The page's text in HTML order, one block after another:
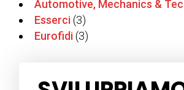
Automotive, Mechanics &
Esserci(3)
Eurofidi(3)